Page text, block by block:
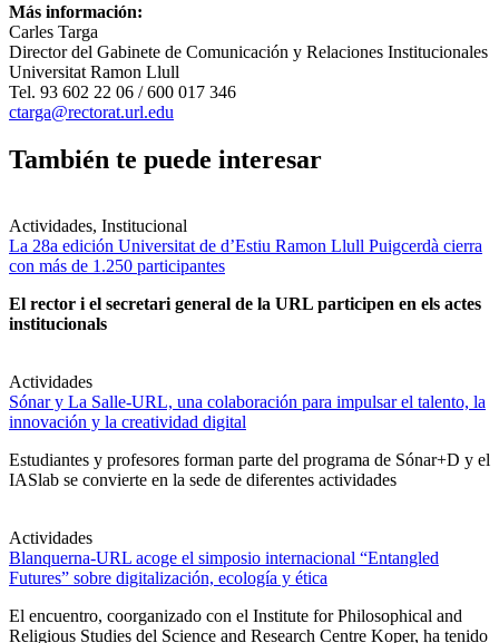
Más información:
Carles Targa
Director del Gabinete de Comunicación y Relaciones Institucionales
Universitat Ramon Llull
Tel. 93 602 22 06 / 600 017 346
ctarga@rectorat.url.edu
También te puede interesar
Actividades, Institucional
La 28a edición Universitat de d’Estiu Ramon Llull Puigcerdà cierra
con más de 1.250 participantes
El rector i el secretari general de la URL participen en els actes
institucionals
Actividades
Sónar y La Salle-URL, una colaboración para impulsar el talento, la
innovación y la creatividad digital
Estudiantes y profesores forman parte del programa de Sónar+D y el
IASlab se convierte en la sede de diferentes actividades
Actividades
Blanquerna-URL acoge el simposio internacional “Entangled
Futures” sobre digitalización, ecología y ética
El encuentro, coorganizado con el Institute for Philosophical and
Religious Studies del Science and Research Centre Koper, ha tenido